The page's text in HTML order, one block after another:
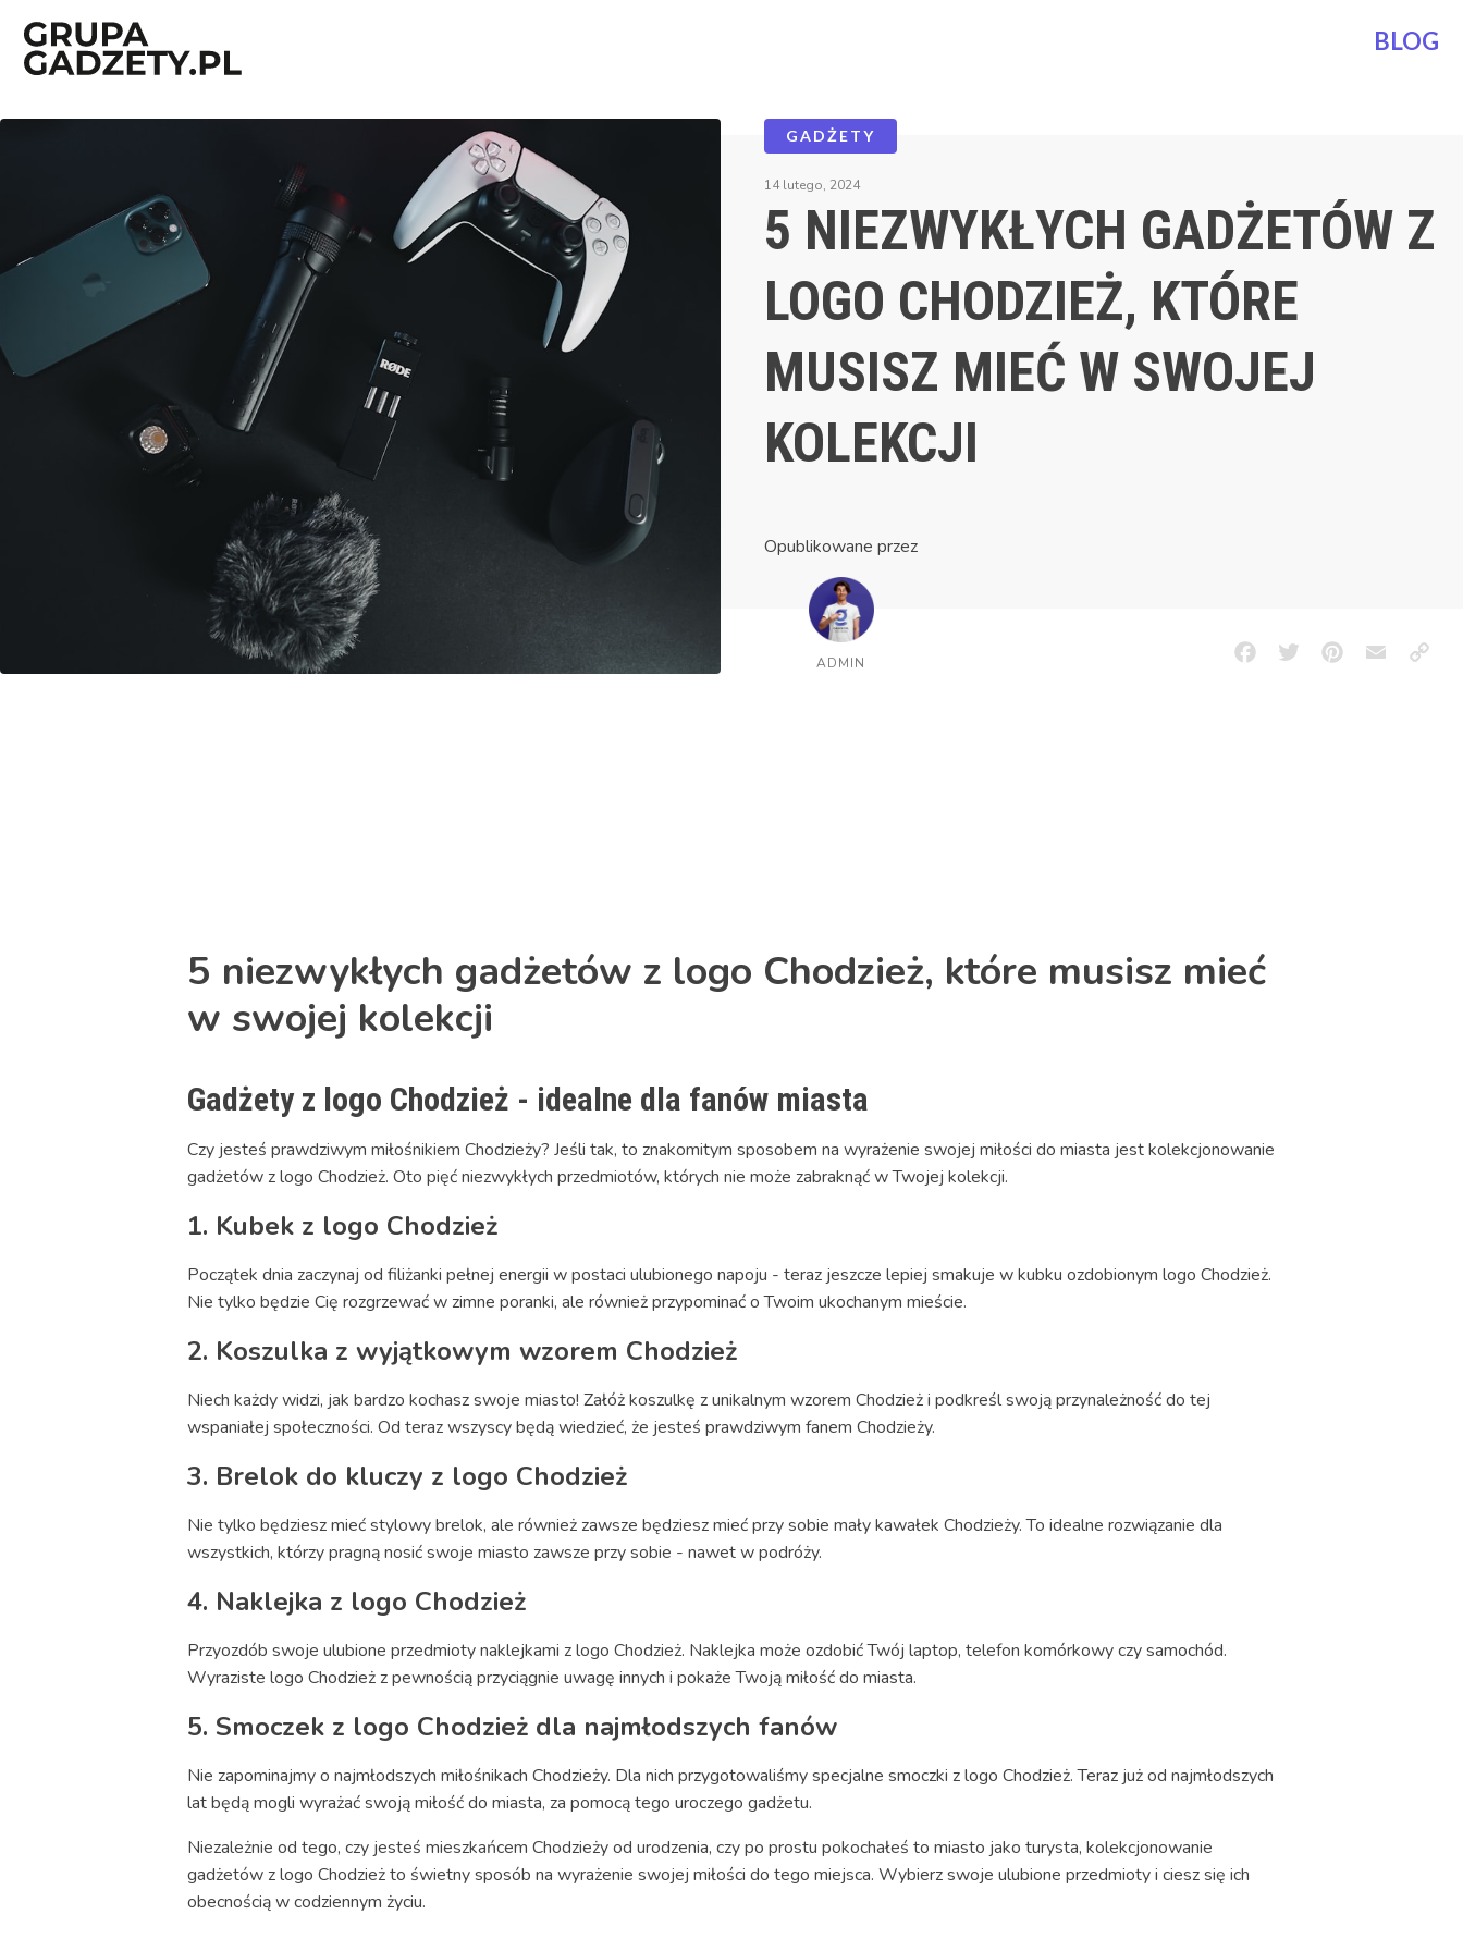
BLOG
GADŻETY
14 lutego, 2024
5 NIEZWYKŁYCH GADŻETÓW Z
LOGO CHODZIEŻ, KTÓRE
MUSISZ MIEĆ W SWOJEJ
KOLEKCJI
Opublikowane przez
ADMIN FacebookTwitterPinterestEmailCopy
5 niezwykłych gadżetów z logo Chodzież, które musisz mieć
w swojej kolekcji
Gadżety z logo Chodzież - idealne dla fanów miasta
Czy jesteś prawdziwym miłośnikiem Chodzieży? Jeśli tak, to znakomitym sposobem na wyrażenie swojej miłości do miasta jest kolekcjonowanie
gadżetów z logo Chodzież. Oto pięć niezwykłych przedmiotów, których nie może zabraknąć w Twojej kolekcji.
1. Kubek z logo Chodzież
Początek dnia zaczynaj od filiżanki pełnej energii w postaci ulubionego napoju - teraz jeszcze lepiej smakuje w kubku ozdobionym logo Chodzież.
Nie tylko będzie Cię rozgrzewać w zimne poranki, ale również przypominać o Twoim ukochanym mieście.
2. Koszulka z wyjątkowym wzorem Chodzież
Niech każdy widzi, jak bardzo kochasz swoje miasto! Załóż koszulkę z unikalnym wzorem Chodzież i podkreśl swoją przynależność do tej
wspaniałej społeczności. Od teraz wszyscy będą wiedzieć, że jesteś prawdziwym fanem Chodzieży.
3. Brelok do kluczy z logo Chodzież
Nie tylko będziesz mieć stylowy brelok, ale również zawsze będziesz mieć przy sobie mały kawałek Chodzieży. To idealne rozwiązanie dla
wszystkich, którzy pragną nosić swoje miasto zawsze przy sobie - nawet w podróży.
4. Naklejka z logo Chodzież
Przyozdób swoje ulubione przedmioty naklejkami z logo Chodzież. Naklejka może ozdobić Twój laptop, telefon komórkowy czy samochód.
Wyraziste logo Chodzież z pewnością przyciągnie uwagę innych i pokaże Twoją miłość do miasta.
5. Smoczek z logo Chodzież dla najmłodszych fanów
Nie zapominajmy o najmłodszych miłośnikach Chodzieży. Dla nich przygotowaliśmy specjalne smoczki z logo Chodzież. Teraz już od najmłodszych
lat będą mogli wyrażać swoją miłość do miasta, za pomocą tego uroczego gadżetu.
Niezależnie od tego, czy jesteś mieszkańcem Chodzieży od urodzenia, czy po prostu pokochałeś to miasto jako turysta, kolekcjonowanie
gadżetów z logo Chodzież to świetny sposób na wyrażenie swojej miłości do tego miejsca. Wybierz swoje ulubione przedmioty i ciesz się ich
obecnością w codziennym życiu.